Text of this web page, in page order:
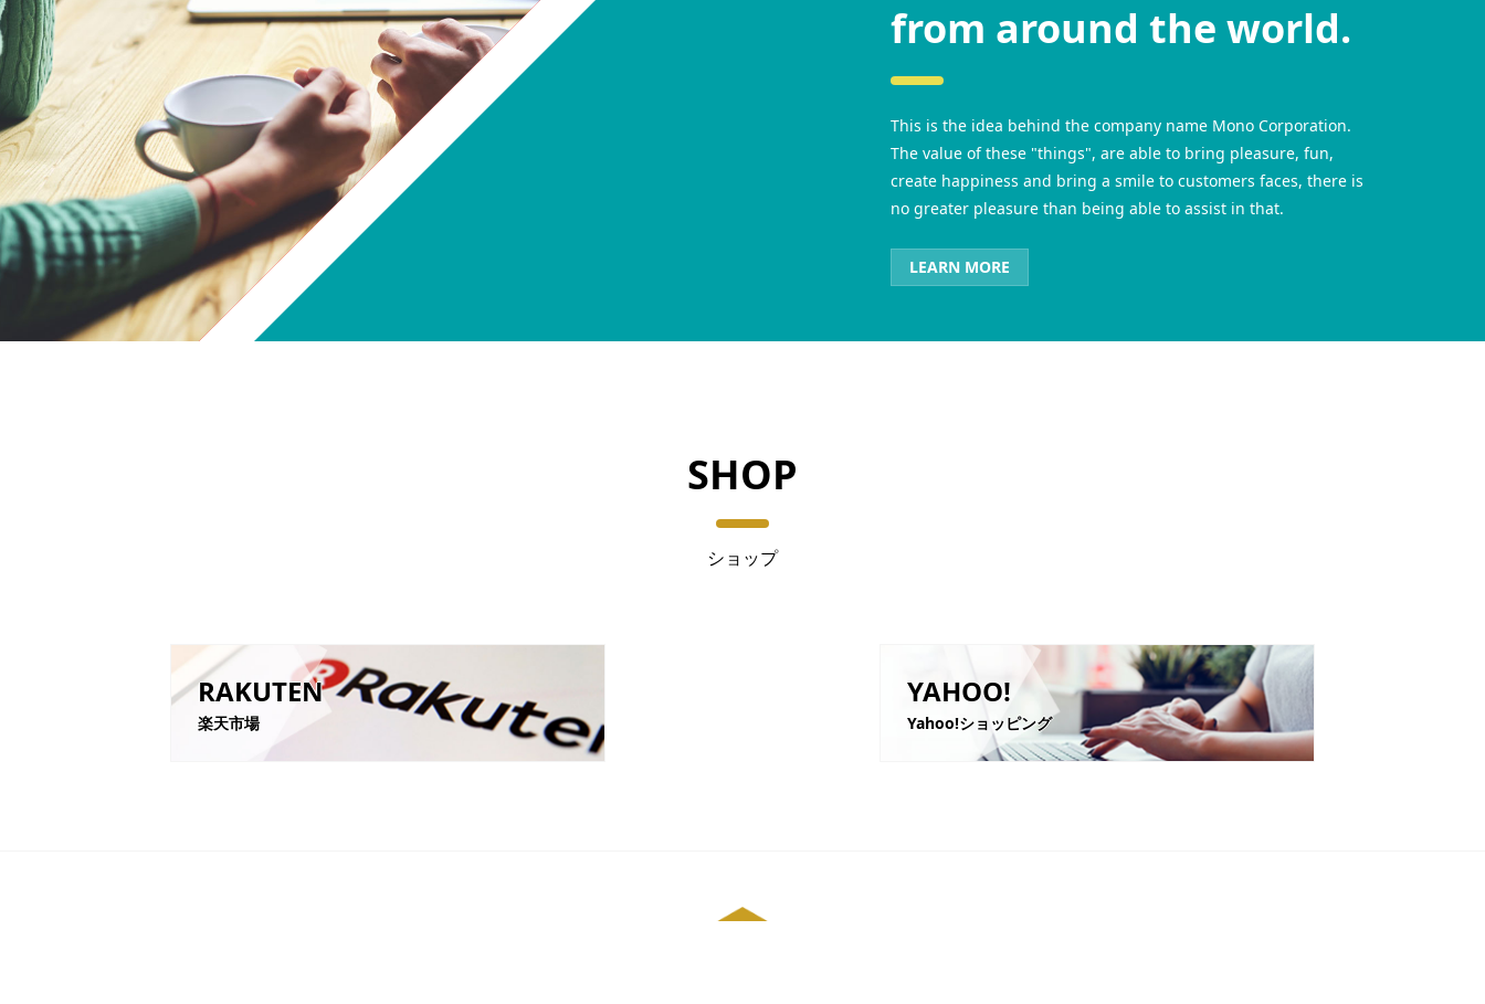
from around the world.
This is the idea behind the company name Mono Corporation.
The value of these "things", are able to bring pleasure, fun,
create happiness and bring a smile to customers faces, there is
no greater pleasure than being able to assist in that.
LEARN MORE
SHOP
ショップ
RAKUTEN
楽天市場
YAHOO!
Yahoo!ショッピング